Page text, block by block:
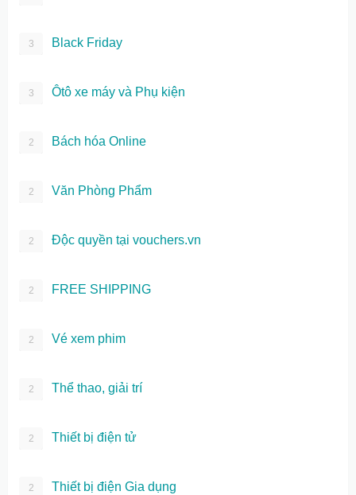
3 Black Friday
3 Ôtô xe máy và Phụ kiện
2 Bách hóa Online
2 Văn Phòng Phẩm
2 Độc quyền tại vouchers.vn
2 FREE SHIPPING
2 Vé xem phim
2 Thể thao, giải trí
2 Thiết bị điện tử
2 Thiết bị điện Gia dụng